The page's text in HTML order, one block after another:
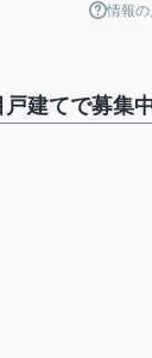
情報
建てで募集